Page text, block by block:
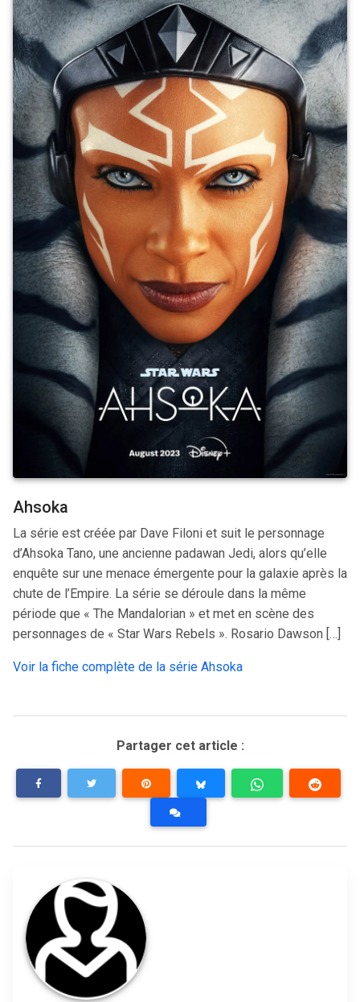
Ahsoka
La série est créée par Dave Filoni et suit le personnage
d’Ahsoka Tano, une ancienne padawan Jedi, alors qu’elle
enquête sur une menace émergente pour la galaxie après la
chute de l’Empire. La série se déroule dans la même
période que « The Mandalorian » et met en scène des
personnages de « Star Wars Rebels ». Rosario Dawson […]
Voir la fiche complète de la série Ahsoka
Partager cet article :